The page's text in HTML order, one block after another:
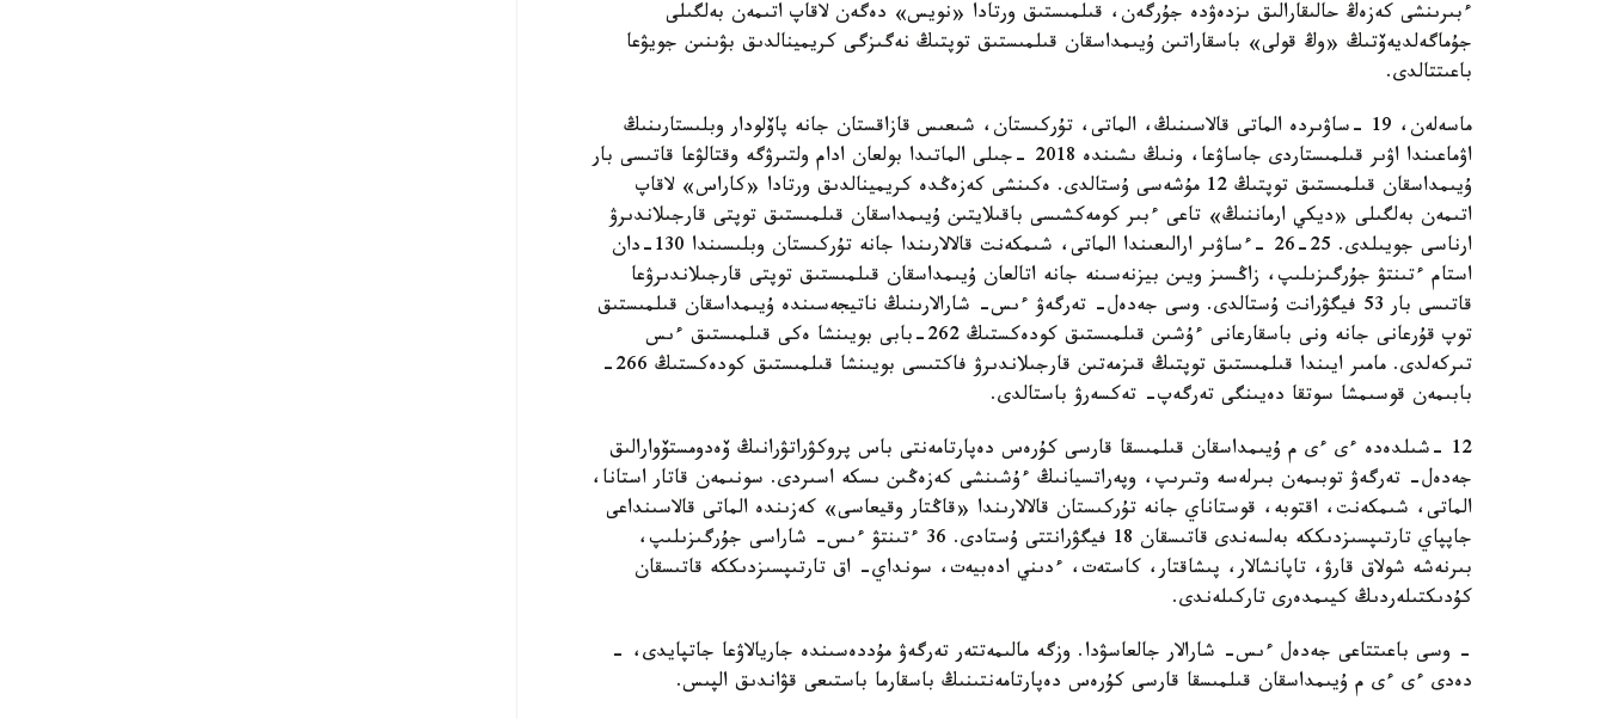
ءبىرىنشى كەزەڭ حالىقارالىق ىزدەۋدە جۇرگەن، قىلمىستىق ورتادا «نويس» دەگەن لاقاپ اتىمەن بەلگىلى
جۇماگەلديەۆتىڭ «وڭ قولى» باسقاراتىن ۇيىمداسقان قىلمىستىق توپتىڭ نەگىزگى كريمينالدىق بۋىنىن جويۋعا
باعىتتالدى.
ماسەلەن، 19 -ساۋىردە الماتى قالاسىنىڭ، الماتى، تۇركىستان، شىعىس قازاقستان جانە پاۆلودار وبلىستارىنىڭ
اۋماعىندا اۋىر قىلمىستاردى جاساۋعا، ونىڭ ىشىندە 2018 -جىلى الماتىدا بولعان ادام ولتىرۋگە وقتالۋعا قاتىسى بار
ۇيىمداسقان قىلمىستىق توپتىڭ 12 مۇشەسى ۇستالدى. ەكىنشى كەزەڭدە كريمينالدىق ورتادا «كاراس» لاقاپ
اتىمەن بەلگىلى «ديكي ارماننىڭ» تاعى ءبىر كومەكشىسى باقىلايتىن ۇيىمداسقان قىلمىستىق توپتى قارجىلاندىرۋ
ارناسى جويىلدى. 25-26 -ءساۋىر ارالىعىندا الماتى، شىمكەنت قالالارىندا جانە تۇركىستان وبلىسىندا 130-دان
استام ءتىنتۋ جۇرگىزىلىپ، زاڭسىز ويىن بيزنەسىنە جانە اتالعان ۇيىمداسقان قىلمىستىق توپتى قارجىلاندىرۋعا
قاتىسى بار 53 فيگۋرانت ۇستالدى. وسى جەدەل- تەرگەۋ ءىس- شارالارىنىڭ ناتيجەسىندە ۇيىمداسقان قىلمىستىق
توپ قۇرعانى جانە ونى باسقارعانى ءۇشىن قىلمىستىق كودەكستىڭ 262-بابى بويىنشا ەكى قىلمىستىق ءىس
تىركەلدى. مامىر ايىندا قىلمىستىق توپتىڭ قىزمەتىن قارجىلاندىرۋ فاكتىسى بويىنشا قىلمىستىق كودەكستىڭ 266-
بابىمەن قوسىمشا سوتقا دەيىنگى تەرگەپ- تەكسەرۋ باستالدى.
12 -شىلدەدە ءى ءى م ۇيىمداسقان قىلمىسقا قارسى كۇرەس دەپارتامەنتى باس پروكۋراتۋرانىڭ ۆەدومستۆوارالىق
جەدەل- تەرگەۋ توبىمەن بىرلەسە وتىرىپ، وپەراتسيانىڭ ءۇشىنشى كەزەڭىن ىسكە اسىردى. سونىمەن قاتار استانا،
الماتى، شىمكەنت، اقتوبە، قوستاناي جانە تۇركىستان قالالارىندا «قاڭتار وقيعاسى» كەزىندە الماتى قالاسىنداعى
جاپپاي تارتىپسىزدىككە بەلسەندى قاتىسقان 18 فيگۋرانتتى ۇستادى. 36 ءتىنتۋ ءىس- شاراسى جۇرگىزىلىپ،
بىرنەشە شولاق قارۋ، تاپانشالار، پىشاقتار، كاستەت، ءدىني ادەبيەت، سونداي- اق تارتىپسىزدىككە قاتىسقان
كۇدىكتىلەردىڭ كيىمدەرى تاركىلەندى.
- وسى باعىتتاعى جەدەل ءىس- شارالار جالعاسۋدا. وزگە مالىمەتتەر تەرگەۋ مۇددەسىندە جاريالاۋعا جاتپايدى، -
دەدى ءى ءى م ۇيىمداسقان قىلمىسقا قارسى كۇرەس دەپارتامەنتىنىڭ باسقارما باستىعى قۋاندىق الپىس.